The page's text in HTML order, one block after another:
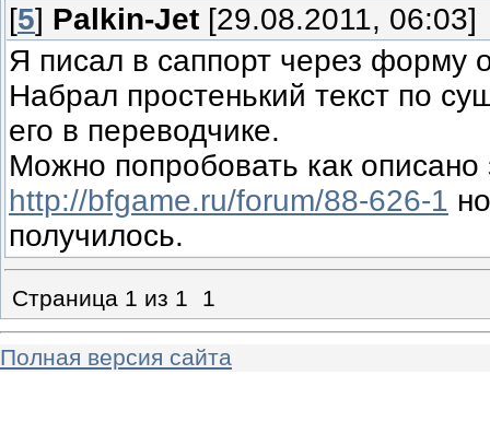
[5] Palkin-Jet [29.08.2011, 06:03]
Я писал в саппорт через форму
Набрал простенький текст по
его в переводчике.
Можно попробовать как описано
http://bfgame.ru/forum/88-626-1
получилось.
Страница 1 из 1 1
Полная версия сайта